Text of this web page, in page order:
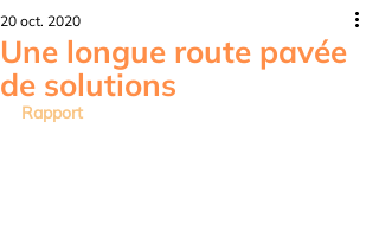
Une longue route pavée
de solutions
20 oct. 2020
Rapport